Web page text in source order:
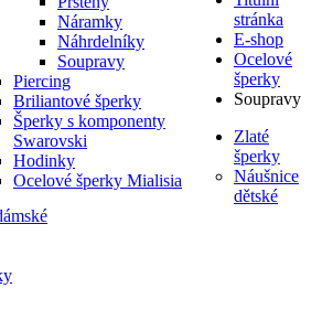
Náramky
Náhrdelníky
Soupravy
Piercing
Briliantové šperky
Šperky s komponenty
Swarovski
Hodinky
Ocelové šperky Mialisia
stránka
E-shop
Ocelové
šperky
Soupravy
Zlaté
šperky
Náušnice
dětské